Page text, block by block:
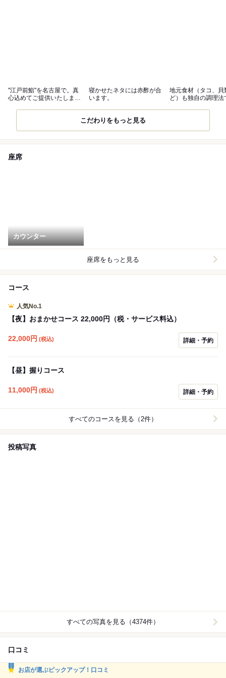
"江戸前鮨"を名古屋で。真
心込めてご提供いたしま
寝かせたネタには赤酢が合
います。
地元食材（タコ、貝
ど）も独自の調理法
こだわりをもっと見る
座席
カウンター
座席をもっと見る
コース
人気No.1
【夜】おまかせコース 22,000円（税・サービス料込）
22,000円 (税込) 詳細・予約
【昼】握りコース
11,000円 (税込) 詳細・予約
すべてのコースを見る（2件）
投稿写真
すべての写真を見る（4374件）
口コミ
お店が選ぶピックアップ！口コミ